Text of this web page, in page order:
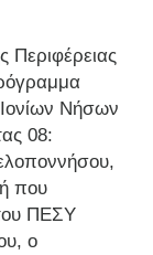
Περιφέρειας
Νήσων
08:
που
ΠΕΣΥ
ο